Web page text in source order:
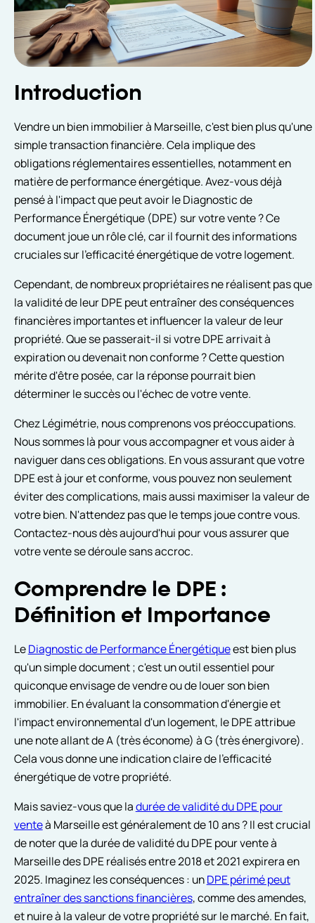
Introduction
Vendre un bien immobilier à Marseille, c'est bien plus qu'une
simple transaction financière. Cela implique des
obligations réglementaires essentielles, notamment en
matière de performance énergétique. Avez-vous déjà
pensé à l'impact que peut avoir le Diagnostic de
Performance Énergétique (DPE) sur votre vente ? Ce
document joue un rôle clé, car il fournit des informations
cruciales sur l'efficacité énergétique de votre logement.
Cependant, de nombreux propriétaires ne réalisent pas que
la validité de leur DPE peut entraîner des conséquences
financières importantes et influencer la valeur de leur
propriété. Que se passerait-il si votre DPE arrivait à
expiration ou devenait non conforme ? Cette question
mérite d'être posée, car la réponse pourrait bien
déterminer le succès ou l'échec de votre vente.
Chez Légimétrie, nous comprenons vos préoccupations.
Nous sommes là pour vous accompagner et vous aider à
naviguer dans ces obligations. En vous assurant que votre
DPE est à jour et conforme, vous pouvez non seulement
éviter des complications, mais aussi maximiser la valeur de
votre bien. N'attendez pas que le temps joue contre vous.
Contactez-nous dès aujourd'hui pour vous assurer que
votre vente se déroule sans accroc.
Comprendre le DPE :
Définition et Importance
LeDiagnostic de Performance Énergétiqueest bien plus
qu'un simple document ; c'est un outil essentiel pour
quiconque envisage de vendre ou de louer son bien
immobilier. En évaluant la consommation d'énergie et
l'impact environnemental d'un logement, le DPE attribue
une note allant de A (très économe) à G (très énergivore).
Cela vous donne une indication claire de l'efficacité
énergétique de votre propriété.
Mais saviez-vous que ladurée de validité du DPE pour
venteà Marseille est généralement de 10 ans ? Il est crucial
de noter que la durée de validité du DPE pour vente à
Marseille des DPE réalisés entre 2018 et 2021 expirera en
2025. Imaginez les conséquences : unDPE périmé peut
entraîner des sanctions financières, comme des amendes,
et nuire à la valeur de votre propriété sur le marché. En fait,